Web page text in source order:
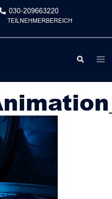
030-209663220
TEILNEHMERBEREICH
Search